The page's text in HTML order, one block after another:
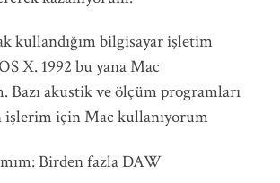
kullandığım bilgisayar işletim
X. 1992 bu yana Mac
Bazı akustik ve ölçüm programları
işlerim için Mac kullanıyorum
Birden fazla DAW